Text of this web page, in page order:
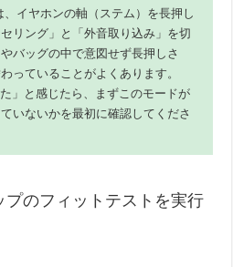
、イヤホンの軸（ステム）を長押し
リング」と「外音取り込み」を切
バッグの中で意図せず長押しさ
っていることがよくあります。
」と感じたら、まずこのモードが
いないかを最初に確認してくださ
プのフィットテストを実行